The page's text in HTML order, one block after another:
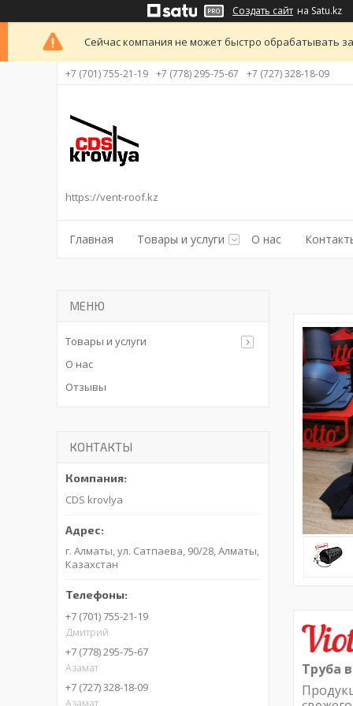
Создать сайт на Satu.kz
Сейчас компания не может быстро обрабатывать
+7 (701) 755-21-19 +7 (778) 295-75-67 +7 (727) 328-18-09
https://vent-roof.kz
Главная Товары и услуги О нас
Труба
Товары и услуги
О нас
Отзывы
КОНТАКТЫ
CDS krovlya
г. Алматы, ул. Сатпаева, 90/28, Алматы,
Казахстан
+7 (701) 755-21-19
Дмитрий
+7 (778) 295-75-67
Азамат
+7 (727) 328-18-09
Азамат